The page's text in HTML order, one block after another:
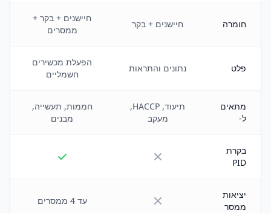
חומרה חיישנים + בקר
חיישנים + בקר +
ממסרים
פלט נתונים והתראות
הפעלת מכשירים
חשמליים
מתאים
ל-
תיעוד, HACCP,
מעקב
חממות, תעשייה,
מבנים
בקרת
PID
יציאות
ממסר
עד 4 ממסרים